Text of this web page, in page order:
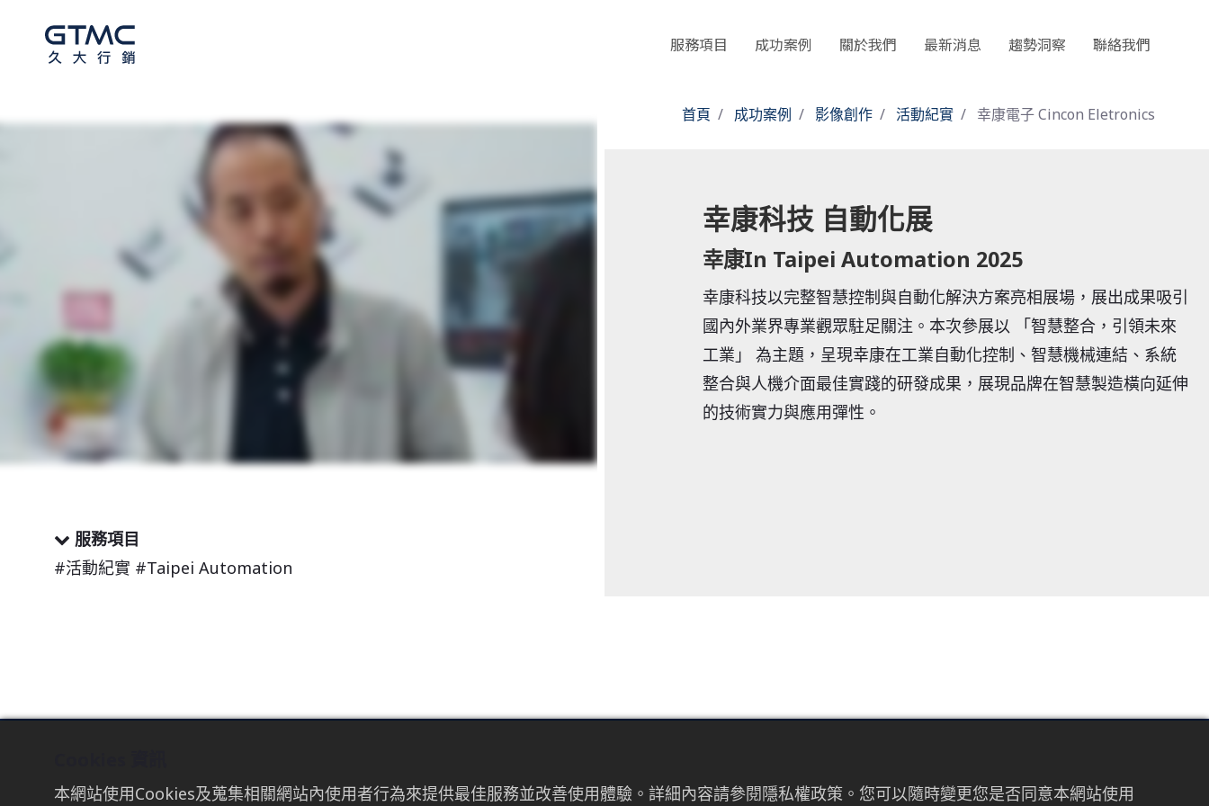
服務項目 成功案例 關於我們 最新消息 趨勢洞察 聯絡我們
首頁 成功案例 影像創作 活動紀實 幸康電子 Cincon Eletronics
服務項目
#活動紀實 #Taipei Automation
幸康科技 自動化展
幸康In Taipei Automation 2025
幸康科技以完整智慧控制與自動化解決方案亮相展場，展出成果吸引
國內外業界專業觀眾駐足關注。本次參展以 「智慧整合，引領未來
工業」 為主題，呈現幸康在工業自動化控制、智慧機械連結、系統
整合與人機介面最佳實踐的研發成果，展現品牌在智慧製造橫向延伸
的技術實力與應用彈性。
TAICHUNG TAIPEI EMAIL FOLLOW US
本網站使用Cookies及蒐集相關網站內使用者行為來提供最佳服務並改善使用體驗。詳細內容請參閱隱私權政策。您可以隨時變更您是否同意本網站使用